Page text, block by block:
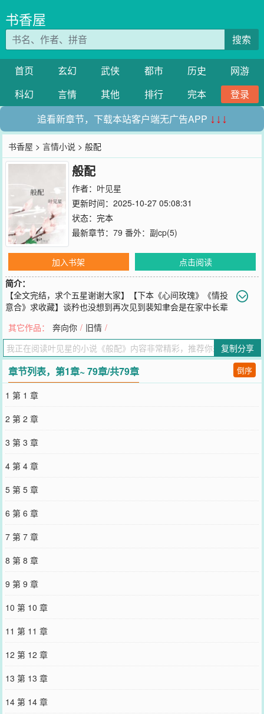
书香屋
搜索
首页 玄幻 武侠 都市 历史
网游
科幻
言情 其他 排行 完本
登录
追看新章节，下载本站客户端无广告APP ↓↓↓
书香屋 >言情小说 > 般配
般配
作者： 叶见星
更新时间：2025-10-27 05:08:31
状态：完本
最新章节： 79 番外：副cp(5)
加入书架
点击阅读
简介：
【全文完结，求个五星谢谢大家】【下本《心间玫瑰》《情投
意合》求收藏】谈矜也没想到再次见到裴知聿会是在家中长辈
人曾有过十分荒唐隐秘的一段。宴会上两人心照不宣地粉饰太平，谈
矜更是一口一个“知聿哥哥”只为狠狠恶心他。但谈矜没想到会在第二
天再次遇见裴知聿，男人一身高定西装斯文矜贵，从容地拦住她的去
路：“我们谈谈。”谈矜神色冷淡：“谈什么？”裴知聿：“协议结婚，和
我。”-婚后两人各不相干各取所需，仿佛生活在同一屋檐下的陌生
人。直到某天，谈矜醉酒被异性送回家——向来喜怒不形于色的裴知
聿拿着解酒药阴沉着一张脸问：“送你回来的人是谁？”谈矜神色微醺
偏头笑着看他：“各取所需的婚姻还需要跟你报备私生活吗，知、聿、
哥、哥。”男人危险地眯了眯眼睛，声音压低：“那你试试，看我是想
当你哥还是想当你男人。”年龄差3/青梅竹马/破镜重圆文案已存图
2023.11.18————————————【下本《情投意合》求收藏】
1.华丰科技总裁闻洛白斯文矜贵，是京市无数名媛淑女的最佳择偶对
象，偏偏感情上一片空白，身边从未见过异性。顶级名媛沈奚音风姿
绰约，从小集万千宠爱于一身，就连发脾气的样子都十分赏心悦目，
追求者无数，却迟迟未定下亲。但从未有人将两人凑对，众所周知，
闻家和沈家是商场上的死对头，传闻沈奚音和闻洛白也是八字不合，
向来不对付，极少同框出现。想让这两家结亲，比登天还难。为此，
两人还在京市“最不可能情侣”投票中，一骑绝尘当选第一。当晚，沈
奚音看到投票结果，扑进闻洛白怀里委屈控诉：“嘤嘤嘤他们说你不可
能喜欢我。”闻洛白灭掉剩下的半只烟，把人抱进怀里哄：“乖，他们
胡说的，我最喜欢音音了。”2.某次晚宴，闻洛白和沈奚音意外同框，
前者身着纯黑色意大利纯手工定制西装，清冷矜贵生人勿近，后者一
袭香槟色高定礼服娇艳明媚，活脱脱一朵人间富贵花。就在众人私下
里都在打赌，这两个人会在第几句话的时候打起来时，两人双双消
失。这时有人听见走廊不远处有响声，众人去一探究竟。只见走廊尽
头的休息室房门半掩，沙发上一对男女吻得难舍难分。少女眼角微红
轻轻推着他的肩膀：“闻洛白你别亲了……”男人面不改色：“音音，接
吻要专心。”#说好的八字不合呢霸总x嗲精//青梅竹马暗度陈仓
————————————【下本《心间玫瑰》求收藏】年少时，苏
遇谈过一场无疾而终的恋爱，却没想到五年后会在办公室跟前任狭路
相逢。办公室里，男人双腿交叠神色冷淡地看着她：“自我介绍一下，
傅修宁，你的新上司。”苏遇心脏“咯噔”一声。如果能早点预料到，五
年后傅修宁会成为她的顶头上司，那么当初提分手的时候，她一定会
其它作品： 奔向你 / 旧情 /
复制分享
章节列表，第1章~ 79章/共79章 倒序
1 第 1 章
2 第 2 章
3 第 3 章
4 第 4 章
5 第 5 章
6 第 6 章
7 第 7 章
8 第 8 章
9 第 9 章
10 第 10 章
11 第 11 章
12 第 12 章
13 第 13 章
14 第 14 章